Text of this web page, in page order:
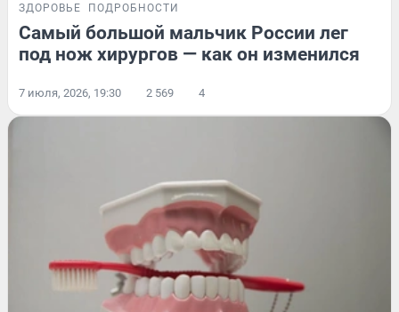
ЗДОРОВЬЕ ПОДРОБНОСТИ
Самый большой мальчик России лег
под нож хирургов — как он изменился
7 июля, 2026, 19:30 2 569 4